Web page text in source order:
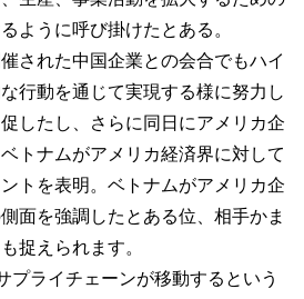
ように呼び掛けたとある。
された中国企業との会合でもハイ
行動を通じて実現する様に努力し
したし、さらに同日にアメリカ企
トナムがアメリカ経済界に対して
トを表明。ベトナムがアメリカ企
面を強調したとある位、相手かま
捉えられます。
プライチェーンが移動するという